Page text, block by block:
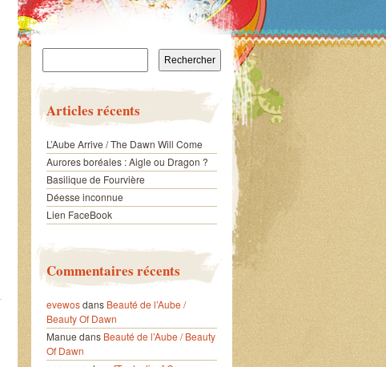
Rechercher :
Articles récents
L’Aube Arrive / The Dawn Will Come
Aurores boréales : Aigle ou Dragon ?
Basilique de Fourvière
Déesse inconnue
Lien FaceBook
Commentaires récents
evewosdans Beauté de l’Aube /
Beauty Of Dawn
Manue dans Beauté de l’Aube / Beauty
Of Dawn